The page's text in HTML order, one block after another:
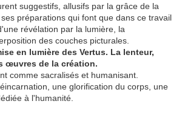
suggestifs, allusifs par la grâce de la
préparations qui font que dans ce travail
révélation par la lumière, la
des couches picturales.
en lumière des Vertus. La lenteur,
œuvres de la création.
comme sacralisés et humanisant.
une glorification du corps, une
à l'humanité.